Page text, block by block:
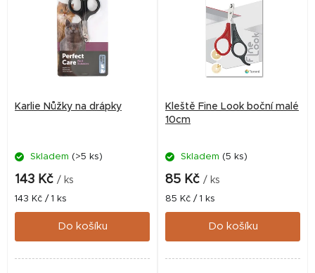
Karlie Nůžky na drápky
Skladem (>5 ks)
143 Kč / ks
Měrná
cena:
143 Kč / 1 ks
Do košíku
Kleště Fine Look boční malé
10cm
Skladem (5 ks)
85 Kč / ks
Měrná
cena:
85 Kč / 1 ks
Do košíku